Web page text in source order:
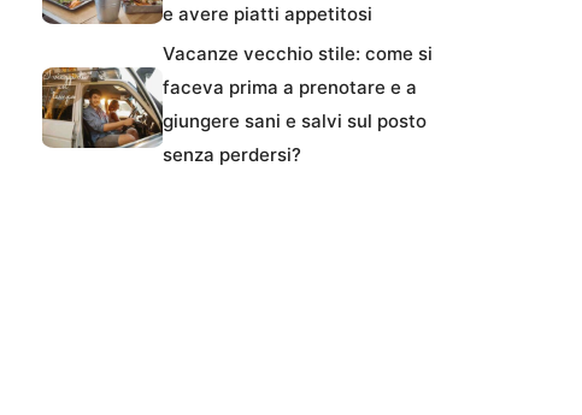
e avere piatti appetitosi
Vacanze vecchio stile: come si
faceva prima a prenotare e a
giungere sani e salvi sul posto
senza perdersi?